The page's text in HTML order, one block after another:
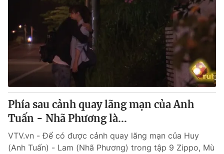
Phía sau cảnh quay lãng mạn của Anh
Tuấn - Nhã Phương là...
VTV.vn - Để có được cảnh quay lãng mạn của Huy
(Anh Tuấn) - Lam (Nhã Phương) trong tập 9 Zippo, Mù